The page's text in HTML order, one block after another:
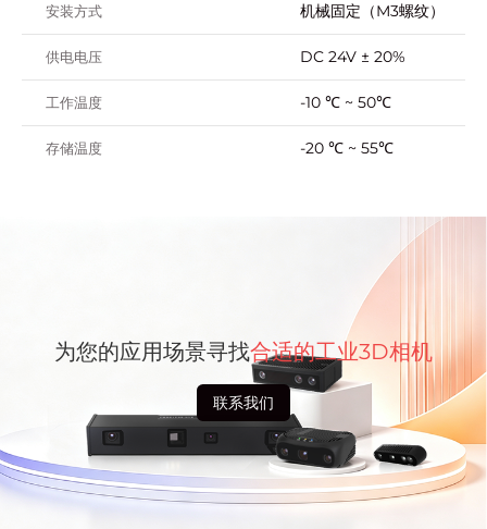
安装方式 机械固定（M3螺纹）
供电电压 DC 24V ± 20%
工作温度 -10 ℃ ~ 50℃
存储温度 -20 ℃ ~ 55℃
为您的应用场景寻找合适的工业3D相机
联系我们